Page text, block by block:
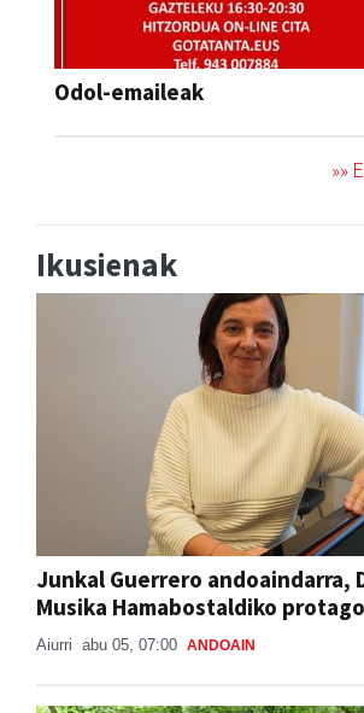
Odol-emaileak
»»
Ikusienak
Junkal Guerrero andoaindarra,
Musika Hamabostaldiko
Aiurri abu 05, 07:00 ANDOAIN